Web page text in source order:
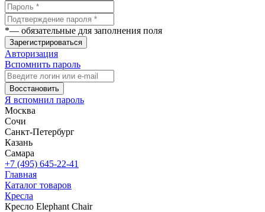
*— обязательные для заполнения поля
Зарегистрироваться
Авторизация
Вспомнить пароль
Восстановить
Я вспомнил пароль
Москва
Сочи
Санкт-Петербург
Казань
Самара
+7 (495) 645-22-41
Главная
Каталог товаров
Кресла
Кресло Elephant Chair